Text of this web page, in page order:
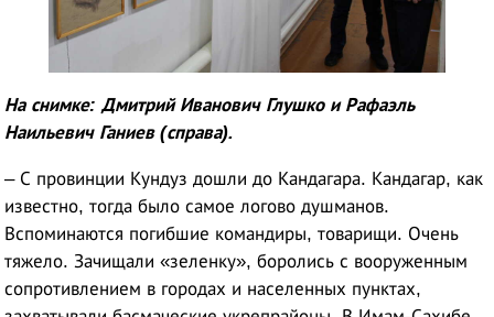
На снимке: Дмитрий Иванович Глушко и Рафаэль
Наильевич Ганиев (справа).
– С провинции Кундуз дошли до Кандагара. Кандагар, как
известно, тогда было самое логово душманов.
Вспоминаются погибшие командиры, товарищи. Очень
тяжело. Зачищали «зеленку», боролись с вооруженным
сопротивлением в городах и населенных пунктах,